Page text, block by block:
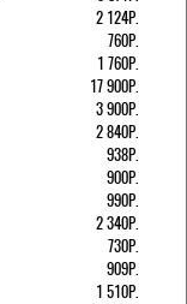
2 124Р.
760Р.
1 760Р.
17 900Р.
3 900Р.
2 840Р.
938Р.
900Р.
990Р.
2 340Р.
730Р.
909Р.
1 510Р.